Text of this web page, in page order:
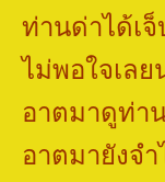
ท่านด่าได้เจ็
ไม่พอใจเล
อาตมาดูท่า
อาตมายังจ